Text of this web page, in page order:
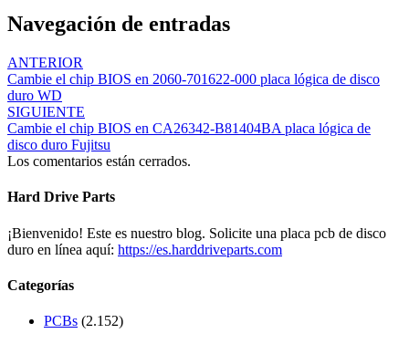
Navegación de entradas
ANTERIOR
Cambie el chip BIOS en 2060-701622-000 placa lógica de disco
duro WD
SIGUIENTE
Cambie el chip BIOS en CA26342-B81404BA placa lógica de
disco duro Fujitsu
Los comentarios están cerrados.
Hard Drive Parts
¡Bienvenido! Este es nuestro blog. Solicite una placa pcb de disco
duro en línea aquí: https://es.harddriveparts.com
Categorías
PCBs (2.152)